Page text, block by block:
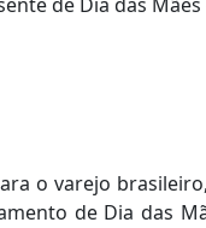
o varejo
de Dia das